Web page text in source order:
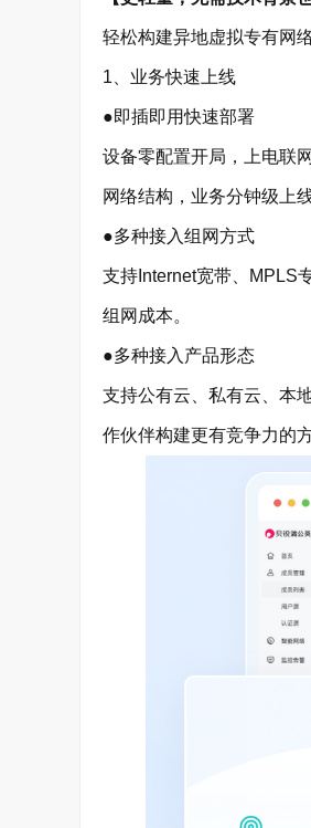
轻松构建异地虚拟专有网
1、业务快速上线
●即插即用快速部署
设备零配置开局，上电联
网络结构，业务分钟级上线
●多种接入组网方式
支持Internet宽带、MPLS
组网成本。
●多种接入产品形态
支持公有云、私有云、本
作伙伴构建更有竞争力的方